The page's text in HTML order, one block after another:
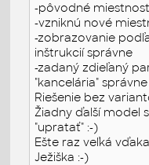
-pôvodné
-vzniknú nové
-zobrazovanie
inštrukcií správne
-zadaný zdieľaný
"kancelária" správne
Riešenie bez
Žiadny ďalší model
"upratať" :-)
Ešte raz veľká
Ježiška :-)